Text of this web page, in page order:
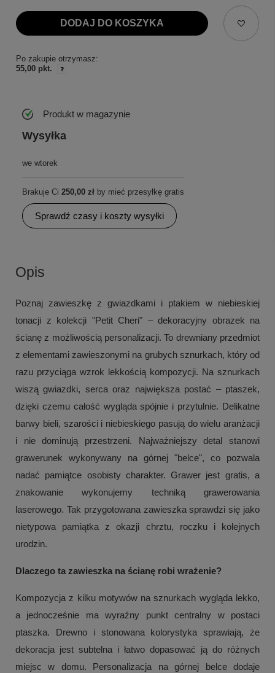
DODAJ DO KOSZYKA
Po zakupie otrzymasz:
55,00 pkt.
Produkt w magazynie
Wysyłka
we wtorek
Brakuje Ci 250,00 zł by mieć przesyłkę gratis
Sprawdź czasy i koszty wysyłki
Opis
Poznaj zawieszkę z gwiazdkami i ptakiem w niebieskiej
tonacji z kolekcji "Petit Cheri" – dekoracyjny obrazek na
ścianę z możliwością personalizacji. To drewniany przedmiot
z elementami zawieszonymi na grubych sznurkach, który od
razu przyciąga wzrok lekkością kompozycji. Na sznurkach
wiszą gwiazdki, serca oraz największa postać – ptaszek,
dzięki czemu całość wygląda spójnie i przytulnie. Delikatne
barwy bieli, szarości i niebieskiego pasują do wielu aranżacji
i nie dominują przestrzeni. Najważniejszy detal stanowi
grawerunek wykonywany na górnej "belce", co pozwala
nadać pamiątce osobisty charakter. Grawer jest gratis, a
znakowanie wykonujemy techniką grawerowania
laserowego. Tak przygotowana zawieszka sprawdzi się jako
nietypowa pamiątka z okazji chrztu, roczku i kolejnych
urodzin.
Dlaczego ta zawieszka na ścianę robi wrażenie?
Kompozycja z kilku motywów na sznurkach wygląda lekko,
a jednocześnie ma wyraźny punkt centralny w postaci
ptaszka. Drewno i stonowana kolorystyka sprawiają, że
dekoracja jest subtelna i łatwo dopasować ją do różnych
miejsc w domu. Personalizacja na górnej belce dodaje